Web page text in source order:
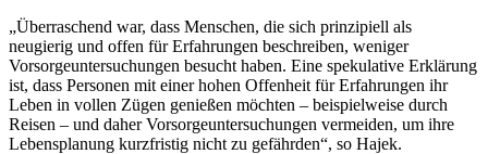
„Überraschend war, dass Menschen, die sich prinzipiell als
neugierig und offen für Erfahrungen beschreiben, weniger
Vorsorgeuntersuchungen besucht haben. Eine spekulative Erklärung
ist, dass Personen mit einer hohen Offenheit für Erfahrungen ihr
Leben in vollen Zügen genießen möchten – beispielweise durch
Reisen – und daher Vorsorgeuntersuchungen vermeiden, um ihre
Lebensplanung kurzfristig nicht zu gefährden“, so Hajek.